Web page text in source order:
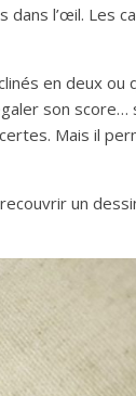
dans l’œil.
en deux ou
son score…
Mais il
un